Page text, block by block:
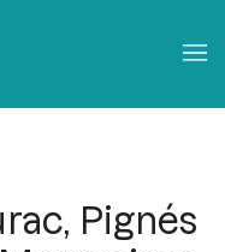
Pignés